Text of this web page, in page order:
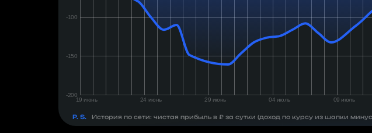
P. S. История по сети: чистая прибыль в ₽ за сутки (доход по курсу из шапки